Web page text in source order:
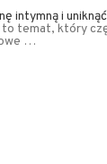
intymną i
to temat, który
…